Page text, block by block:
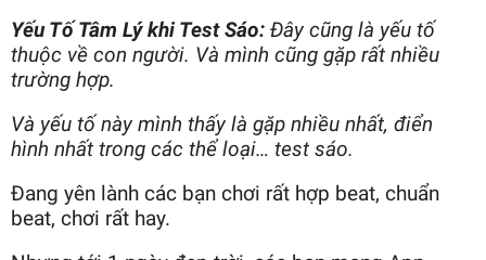
Yếu Tố Tâm Lý khi Test Sáo: Đây cũng là yếu tố
thuộc về con người. Và mình cũng gặp rất nhiều
trường hợp.
Và yếu tố này mình thấy là gặp nhiều nhất, điển
hình nhất trong các thể loại… test sáo.
Đang yên lành các bạn chơi rất hợp beat, chuẩn
beat, chơi rất hay.